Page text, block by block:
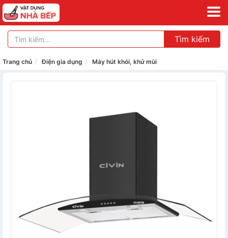
Tìm kiếm
Trang chủ Điện gia dụng Máy hút khói, khử mùi